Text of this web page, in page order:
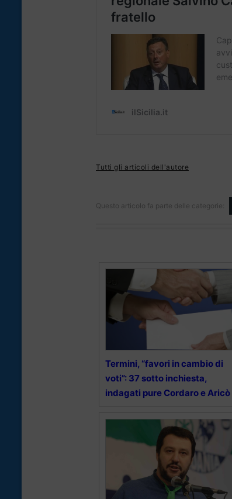
Tutti gli articoli dell'autore
Questo articolo fa parte delle categorie:
Termini, “favori in cambio di
voti”: 37 sotto inchiesta,
indagati pure Cordaro e Aricò